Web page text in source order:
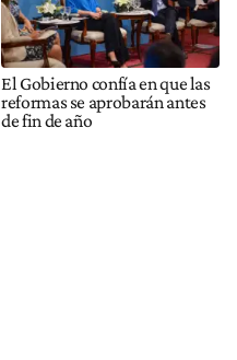
El Gobierno confía en que las
reformas se aprobarán antes
de fin de año